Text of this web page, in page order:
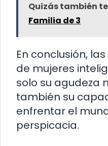
Quizás también
Familia de 3
En conclusión,
de mujeres
solo su agudeza
también su
enfrentar el
perspicacia.